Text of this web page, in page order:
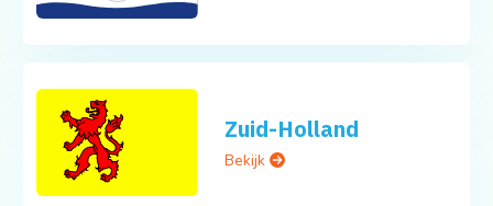
Zuid-Holland
Bekijk